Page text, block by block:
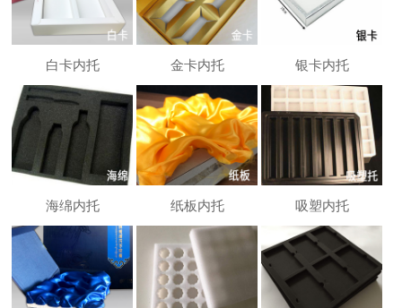
白卡内托 金卡内托 银卡内托
海绵内托 纸板内托 吸塑内托